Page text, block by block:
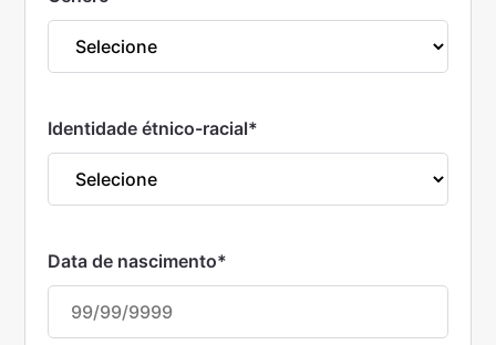
Identidade étnico-racial*
Data de nascimento*